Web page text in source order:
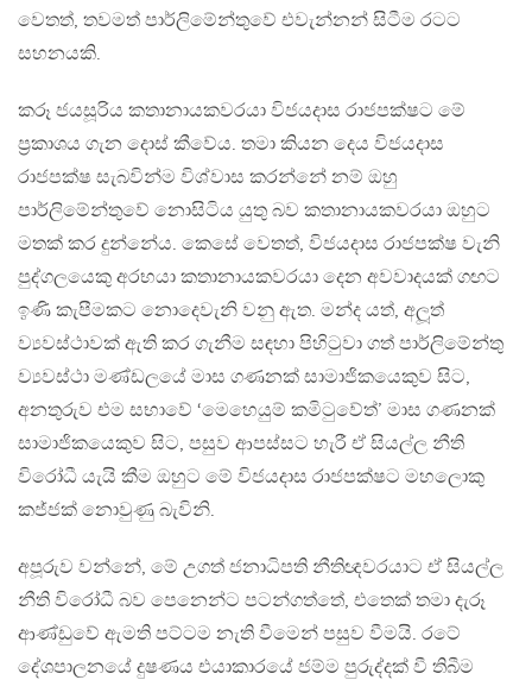
වෙතත්, තවමත් පාර්ලිමේන්තුවේ එවැන්නන් සිටීම රටට
සහනයකි.
කරූ ජයසූරිය කතානායකවරයා විජයදාස රාජපක්ෂට මේ
ප‍්‍රකාශය ගැන දොස් කීවේය. තමා කියන දෙය විජයදාස
රාජපක්ෂ සැබවින්ම විශ්වාස කරන්නේ නම් ඔහු
පාර්ලිමේන්තුවේ නොසිටිය යුතු බව කතානායකවරයා ඔහුට
මතක් කර දුන්නේය. කෙසේ වෙතත්, විජයදාස රාජපක්ෂ වැනි
පුද්ගලයෙකු අරභයා කතානායකවරයා දෙන අවවාදයක් ගඟට
ඉණි කැපීමකට නොදෙවැනි වනු ඇත. මන්ද යත්, අලූත්
ව්‍යවස්ථාවක් ඇති කර ගැනීම සඳහා පිහිටුවා ගත් පාර්ලිමේන්තු
ව්‍යවස්ථා මණ්ඩලයේ මාස ගණනක් සාමාජිකයෙකුව සිට,
අනතුරුව එම සභාවේ ‘මෙහෙයුම් කමිටුවේත්’ මාස ගණනක්
සාමාජිකයෙකුව සිට, පසුව ආපස්සට හැරී ඒ සියල්ල නීති
විරෝධී යැයි කීම ඔහුට මේ විජයදාස රාජපක්ෂට මහලොකු
කජ්ජක් නොවුණු බැවිනි.
අපූරුව වන්නේ, මේ උගත් ජනාධිපති නීතිඥවරයාට ඒ සියල්ල
නීති විරෝධී බව පෙනෙන්ට පටන්ගත්තේ, එතෙක් තමා දැරූ
ආණ්ඩුවේ ඇමති පට්ටම නැති වීමෙන් පසුව වීමයි. රටේ
දේශපාලනයේ දුෂණය එයාකාරයේ ජම්ම පුරුද්දක් වී තිබීම